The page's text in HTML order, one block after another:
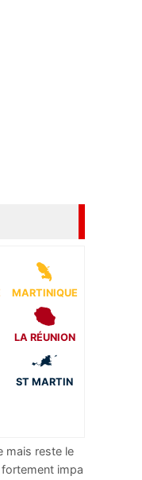
MARTINIQUE
LA RÉUNION
ST MARTIN
mais reste le
...
impa